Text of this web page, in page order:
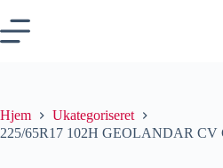
Hjem
Ukategoriseret
225/65R17 102H GEOLANDAR CV